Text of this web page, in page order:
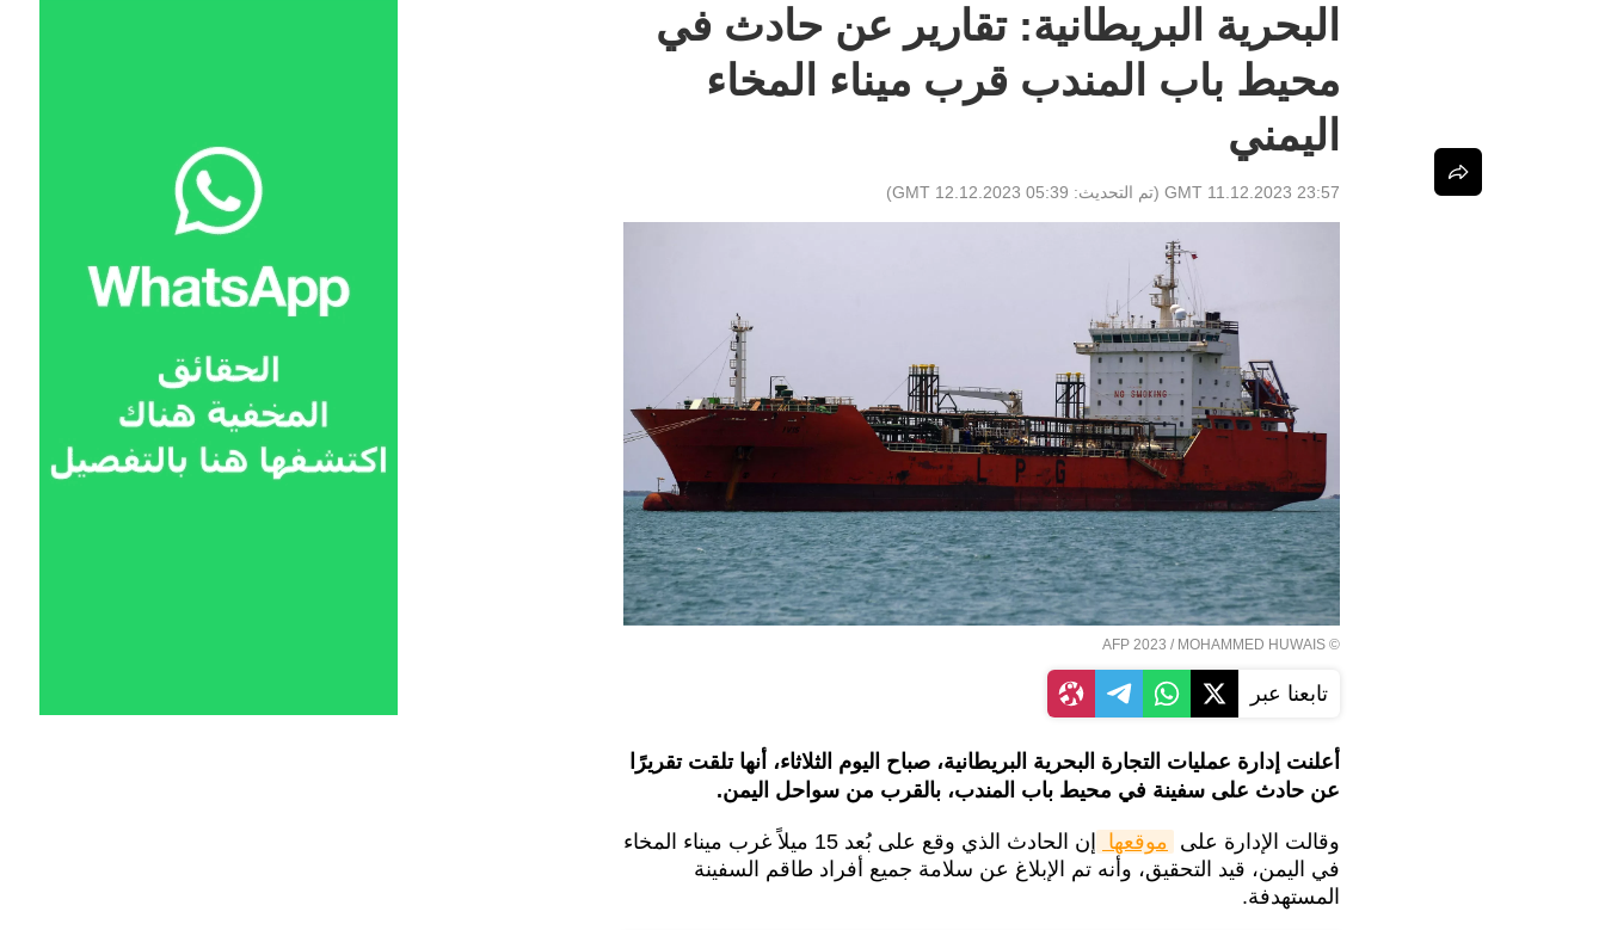
البحرية البريطانية: تقارير عن حادث في
محيط باب المندب قرب ميناء المخاء
اليمني
23:57 GMT 11.12.2023 (تم التحديث: 05:39 GMT 12.12.2023
)
© AFP 2023 / MOHAMMED HUWAIS
تابعنا عبر
أعلنت إدارة عمليات التجارة البحرية البريطانية، صباح اليوم الثلاثاء، أنها تلقت تقريرًا
عن حادث على سفينة في محيط باب المندب، بالقرب من سواحل اليمن.
وقالت الإدارة على موقعها
إن الحادث الذي وقع على بُعد 15 ميلاً غرب ميناء المخاء
في اليمن، قيد التحقيق، وأنه تم الإبلاغ عن سلامة جميع أفراد طاقم السفينة
المستهدفة.